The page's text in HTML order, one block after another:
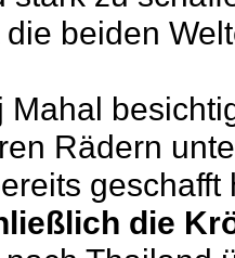
die beiden
Mahal
Rädern
die